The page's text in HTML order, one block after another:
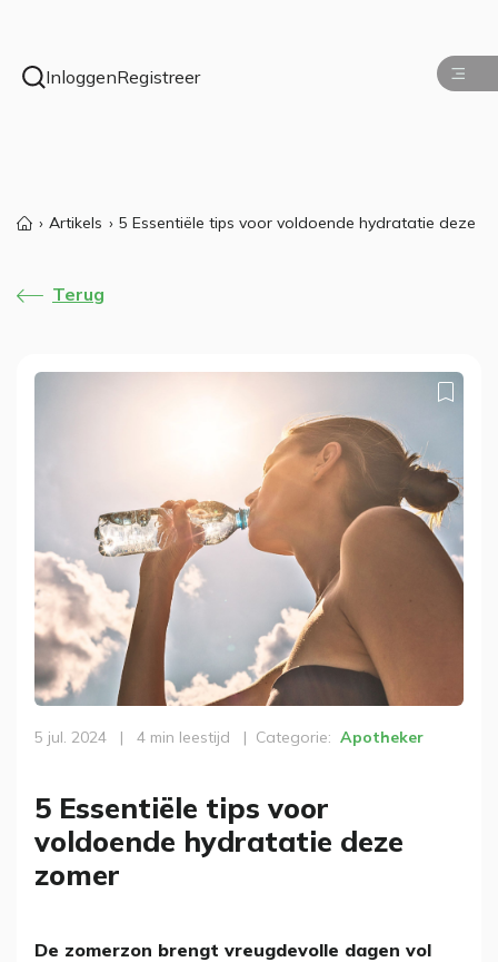
InloggenRegistreer
Artikels 5 Essentiële tips voor voldoende hydratatie deze
Terug
5 jul. 2024 | 4 min leestijd | Categorie Apotheker
5 Essentiële tips voor
voldoende hydratatie deze
zomer
De zomerzon brengt vreugdevolle dagen vol